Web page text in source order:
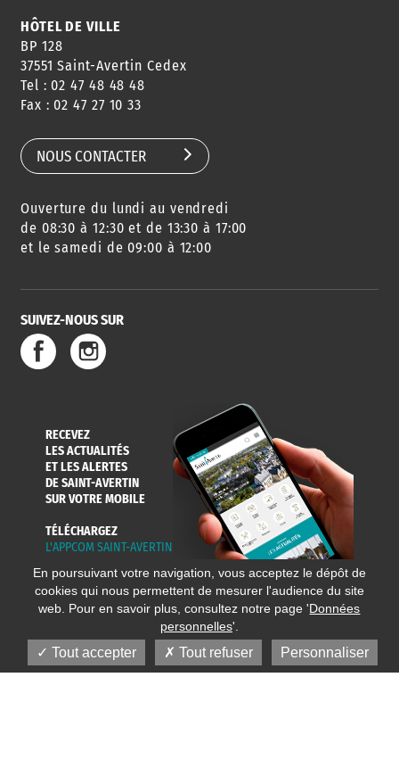
HÔTEL DE VILLE
BP 128
37551 Saint-Avertin Cedex
Tel : 02 47 48 48 48
Fax : 02 47 27 10 33
NOUS CONTACTER
Ouverture du lundi au vendredi
de 08:30 à 12:30 et de 13:30 à 17:00
et le samedi de 09:00 à 12:00
SUIVEZ-NOUS SUR
RECEVEZ
LES ACTUALITÉS
ET LES ALERTES
DE SAINT-AVERTIN
SUR VOTRE MOBILE
TÉLÉCHARGEZ
L'APPCOM SAINT-AVERTIN
En poursuivant votre navigation, vous acceptez le dépôt de
cookies qui nous permettent de mesurer l'audience du site
web. Pour en savoir plus, consultez notre page 'Données
personnelles'.
Tout accepter Tout refuser Personnaliser